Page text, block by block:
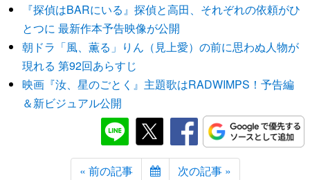
『探偵はBARにいる』探偵と高田、それぞれの依頼がひ
とつに 最新作本予告映像が公開
朝ドラ「風、薫る」りん（見上愛）の前に思わぬ人物が
現れる 第92回あらすじ
映画『汝、星のごとく』主題歌はRADWIMPS！予告編
＆新ビジュアル公開
« 前の記事 次の記事 »